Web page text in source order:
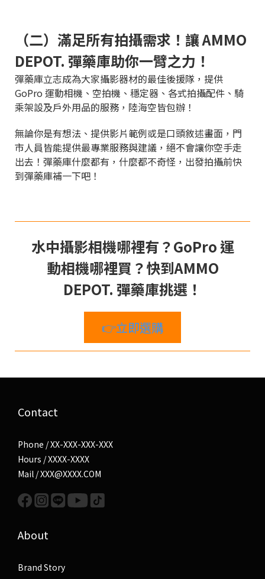
（二）滿足所有拍攝需求！讓 AMMO
DEPOT. 彈藥庫助你一臂之力！
彈藥庫立志成為大家攝影器材的最佳後援隊，提供
GoPro 運動相機、空拍機、穩定器、各式拍攝配件、騎
乘架設及戶外用品的服務，陸海空皆包辦！
無論你是有想法、提供影片範例或是口頭敘述畫面，門
市人員皆能提供最專業服務與建議，絕不會讓你空手走
出去！彈藥庫什麼都有，什麼都不奇怪，出發拍攝前快
到彈藥庫補一下吧！
水中攝影相機哪裡有？GoPro 運
動相機哪裡買？快到AMMO
DEPOT. 彈藥庫挑選！
👉立即選購
Contact
Phone / XX-XXX-XXX-XXX
Hours / XXXX-XXXX
Mail / XXX@XXXX.COM
About
Brand Story